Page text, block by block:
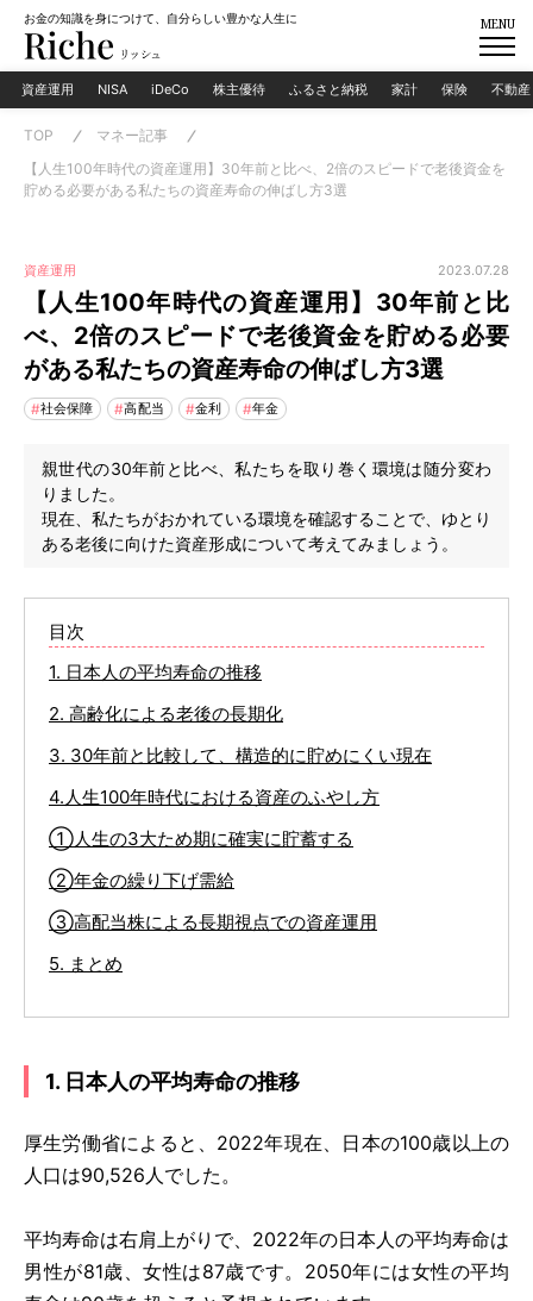
お金の知識を身につけて、自分らしい豊かな人生に MENU
資産運用 NISA iDeCo 株主優待 ふるさと納税 家計 保険 不動産
TOP
マネー記事
【人生100年時代の資産運用】30年前と比べ、2倍のスピードで老後資金を
貯める必要がある私たちの資産寿命の伸ばし方3選
資産運用 2023.07.28
【人生100年時代の資産運用】30年前と比
べ、2倍のスピードで老後資金を貯める必要
がある私たちの資産寿命の伸ばし方3選
社会保障 高配当 金利 年金
親世代の30年前と比べ、私たちを取り巻く環境は随分変わ
りました。
現在、私たちがおかれている環境を確認することで、ゆとり
ある老後に向けた資産形成について考えてみましょう。
目次
1. 日本人の平均寿命の推移
2. 高齢化による老後の長期化
3. 30年前と比較して、構造的に貯めにくい現在
4.人生100年時代における資産のふやし方
①人生の3大ため期に確実に貯蓄する
②年金の繰り下げ需給
③高配当株による長期視点での資産運用
5. まとめ
1. 日本人の平均寿命の推移
厚生労働省によると、2022年現在、日本の100歳以上の
人口は90,526人でした。
平均寿命は右肩上がりで、2022年の日本人の平均寿命は
男性が81歳、女性は87歳です。2050年には女性の平均